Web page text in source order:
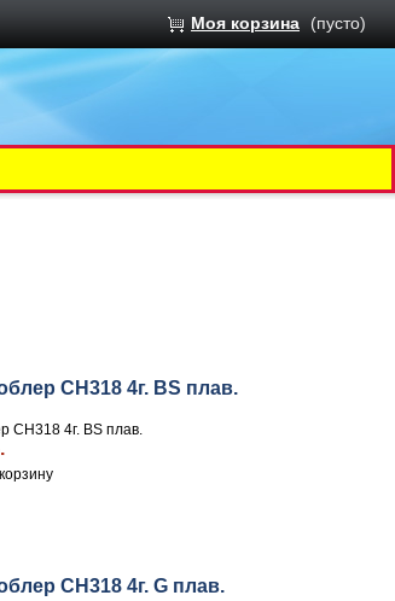
Моя корзина (пусто)
CH318 4г. BS плав.
CH318 4г. BS плав.
CH318 4г. G плав.